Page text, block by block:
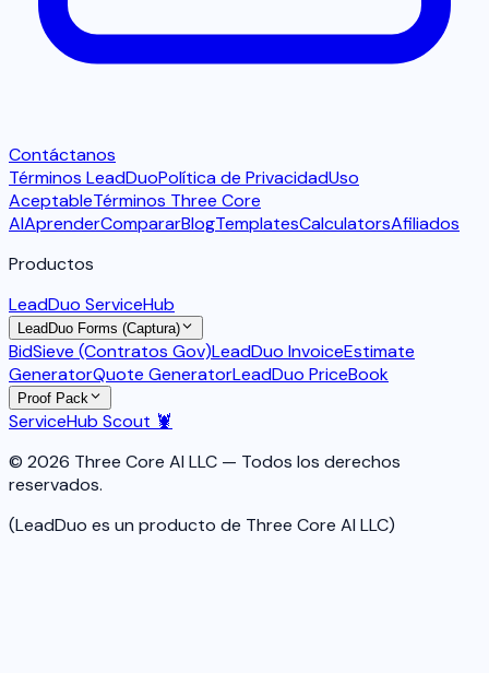
Contáctanos
Términos LeadDuoPolítica de PrivacidadUso
AceptableTérminos Three Core
AIAprenderCompararBlogTemplatesCalculatorsAfiliados
Productos
LeadDuo ServiceHub
LeadDuo Forms (Captura)
BidSieve (Contratos Gov)LeadDuo InvoiceEstimate
GeneratorQuote GeneratorLeadDuo PriceBook
Proof Pack
ServiceHub Scout 🦞
© 2026 Three Core AI LLC — Todos los derechos
reservados.
(LeadDuo es un producto de Three Core AI LLC)